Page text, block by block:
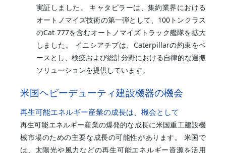
実証しました。 キャタピラーは、集約業界における
オートノマイズ技術の第一弾として、100トンクラス
のCat 777を含むオートノマイズトラック艦隊を拡大
しました。 イニシアチブは、Caterpillarの約束をベ
ースとし、検疫および総計分野における自律的な運搬
ソリューションを提供しています。
米国ヘビーデューティ建設機器の機会
再生可能エネルギー産業の成長は、機会として
再生可能エネルギー産業の爆発的な成長に米国重工建設機
械市場のための主要な成長の可能性があります。 米国で
は、太陽光や風力などの再生可能エネルギー資源を活用